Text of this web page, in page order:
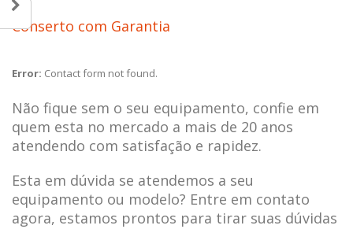
Conserto com Garantia
Error: Contact form not found.
Não fique sem o seu equipamento, confie em
quem esta no mercado a mais de 20 anos
atendendo com satisfação e rapidez.
Esta em dúvida se atendemos a seu
equipamento ou modelo? Entre em contato
agora, estamos prontos para tirar suas dúvidas